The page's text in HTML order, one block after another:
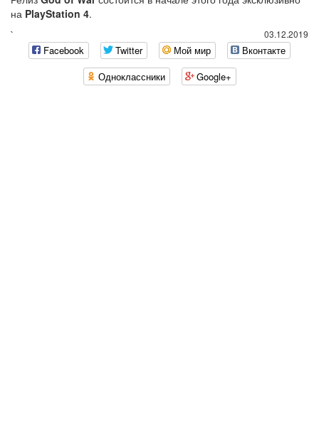
на PlayStation 4.
03.12.2019
`
Facebook Twitter Мой мир
Вконтакте
Одноклассники
Google+